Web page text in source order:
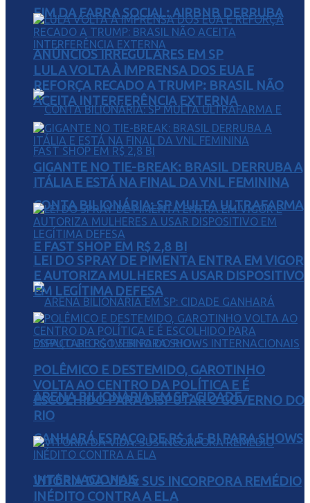
FIM DA FARRA SOCIAL: AIRBNB DERRUBA
ANÚNCIOS IRREGULARES EM SP
CONTA BILIONÁRIA: SP MULTA ULTRAFARMA
E FAST SHOP EM R$ 2,8 BI
ARENA BILIONÁRIA EM SP: CIDADE
GANHARÁ ESPAÇO DE R$ 1,5 BI PARA SHOWS
INTERNACIONAIS
LULA VOLTA À IMPRENSA DOS EUA E
REFORÇA RECADO A TRUMP: BRASIL NÃO
ACEITA INTERFERÊNCIA EXTERNA
GIGANTE NO TIE-BREAK: BRASIL DERRUBA A
ITÁLIA E ESTÁ NA FINAL DA VNL FEMININA
LEI DO SPRAY DE PIMENTA ENTRA EM VIGOR
E AUTORIZA MULHERES A USAR DISPOSITIVO
EM LEGÍTIMA DEFESA
POLÊMICO E DESTEMIDO, GAROTINHO
VOLTA AO CENTRO DA POLÍTICA E É
ESCOLHIDO PARA DISPUTAR O GOVERNO DO
RIO
VITÓRIA DA VIDA: SUS INCORPORA REMÉDIO
INÉDITO CONTRA A ELA